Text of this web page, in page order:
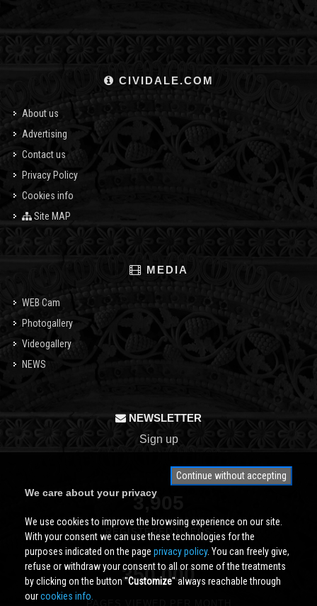
CIVIDALE.COM
About us
Advertising
Contact us
Privacy Policy
Cookies info
Site MAP
MEDIA
WEB Cam
Photogallery
Videogallery
NEWS
NEWSLETTER
Sign up
3,905
REGISTERED USERS
350,000
Continue without accepting
We care about your privacy
We use cookies to improve the browsing experience on our site.
With your consent we can use these technologies for the
purposes indicated on the page privacy policy. You can freely give,
refuse or withdraw your consent to all or some of the treatments
by clicking on the button ''Customize'' always reachable through
ourcookies info.